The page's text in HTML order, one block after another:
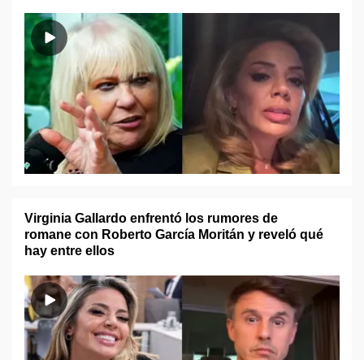
Virginia Gallardo enfrentó los rumores de
romane con Roberto García Moritán y reveló qué
hay entre ellos